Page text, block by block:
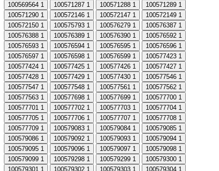
100569564 1 100571287 1 100571288 1 100571289 1
100571290 1 100572146 1 100572147 1 100572149 1
100572150 1 100575793 1 100576279 1 100576387 1
100576388 1 100576389 1 100576390 1 100576592 1
100576593 1 100576594 1 100576595 1 100576596 1
100576597 1 100576598 1 100576599 1 100577423 1
100577424 1 100577425 1 100577426 1 100577427 1
100577428 1 100577429 1 100577430 1 100577546 1
100577547 1 100577548 1 100577561 1 100577562 1
100577563 1 100577698 1 100577699 1 100577700 1
100577701 1 100577702 1 100577703 1 100577704 1
100577705 1 100577706 1 100577707 1 100577708 1
100577709 1 100579083 1 100579084 1 100579085 1
100579086 1 100579092 1 100579093 1 100579094 1
100579095 1 100579096 1 100579097 1 100579098 1
100579099 1 100579298 1 100579299 1 100579300 1
100579301 1 100579302 1 100579303 1 100579304 1